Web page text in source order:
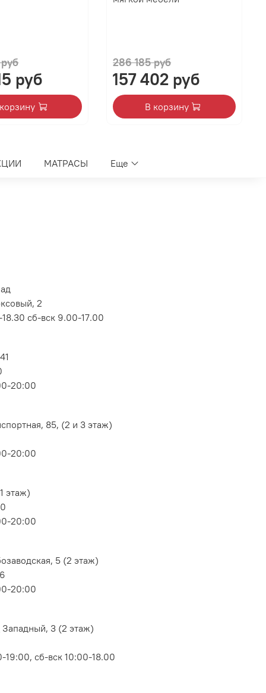
руб
286 185 руб
157 402 руб
В корзину
МАТРАСЫ Еще
2
сб-вск 9.00-17.00
20:00
85, (2 и 3 этаж)
20:00
этаж)
20:00
5 (2 этаж)
20:00
3 (2 этаж)
сб-вск 10:00-18.00